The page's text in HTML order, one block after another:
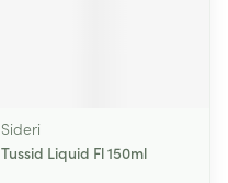
Sideri
Tussid Liquid Fl 150ml